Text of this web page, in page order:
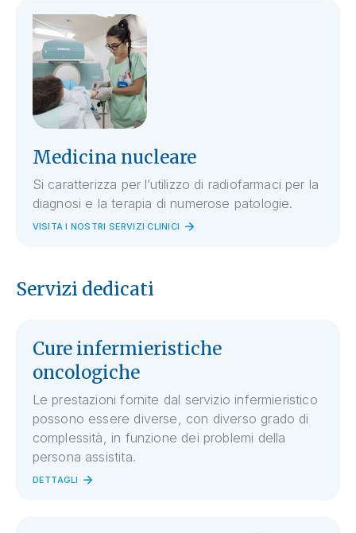
Medicina nucleare
Si caratterizza per l’utilizzo di radiofarmaci per la
diagnosi e la terapia di numerose patologie.
VISITA I NOSTRI SERVIZI CLINICI
Servizi dedicati
Cure infermieristiche
oncologiche
Le prestazioni fornite dal servizio infermieristico
possono essere diverse, con diverso grado di
complessità, in funzione dei problemi della
persona assistita.
DETTAGLI